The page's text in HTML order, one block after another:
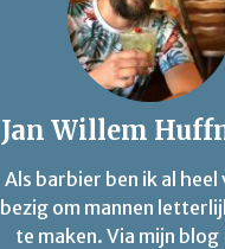
Jan Willem
Als barbier ben ik al heel
bezig om mannen
te maken. Via mijn blog